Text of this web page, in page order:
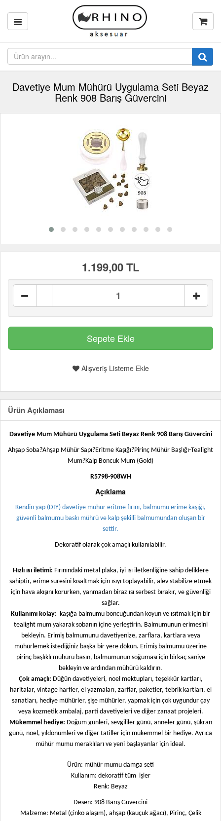
Davetiye Mum Mühürü Uygulama Seti Beyaz
Renk 908 Barış Güvercini
1.199,00 TL
Alışveriş Listeme Ekle
Ürün Açıklaması
Davetiye Mum Mühürü Uygulama Seti Beyaz Renk 908 Barış Güvercini
Ahşap Soba?Ahşap Mühür Sapı?Eritme Kaşığı?Pirinç Mühür Başlığı-Tealight
Mum?Kalp Boncuk Mum (Gold)
R5798-908WH
Açıklama
Kendin yap (DIY) davetiye mühür eritme fırını, balmumu erime kaşığı,
güvenli balmumu baskı mührü ve kalp şekilli balmumundan oluşan bir
settir.
Dekoratif olarak çok amaçlı kullanılabilir.
Hızlı ısı iletimi: Fırınındaki metal plaka, iyi ısı iletkenliğine sahip deliklere
sahiptir, erime süresini kısaltmak için ısıyı toplayabilir, alev stabilize etmek
için hava akışını korurken, yanmadan biraz ısı serbest bırakır, ve güvenliği
sağlar.
Kullanımı kolay: kaşığa balmumu boncuğundan koyun ve ısıtmak için bir
tealight mum yakarak sobanın içine yerleştirin. Balmumunun erimesini
bekleyin. Erimiş balmumunu davetiyenize, zarflara, kartlara veya
mühürlemek istediğiniz başka bir yere dökün. Erimiş balmumu üzerine
pirinç başlıklı mühürü basın, balmumunun soğuması için birkaç saniye
bekleyin ve ardından mühürü kaldırın.
Çok amaçlı: Düğün davetiyeleri, noel mektupları, teşekkür kartları,
haritalar, vintage harfler, el yazmaları, zarflar, paketler, tebrik kartları, el
sanatları, hediye mühürler, şişe mühürler, yapmak için çok uygundur çay
veya kozmetik ambalaj, parti davetiyeleri ve diğer zanaat projeleri.
Mükemmel hediye: Doğum günleri, sevgililer günü, anneler günü, şükran
günü, noel, yıldönümleri ve diğer tatiller için mükemmel bir hediye. Ayrıca
mühür mumu meraklıları ve yeni başlayanlar için ideal.
Ürün: mühür mumu damga seti
Kullanım: dekoratif tüm işler
Renk: Beyaz
Desen: 908 Barış Güvercini
Malzeme: Metal (çinko alaşım), ahşap (kauçuk ağacı), Pirinç, Çelik